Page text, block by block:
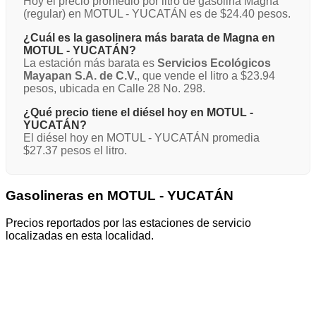
(regular) en MOTUL - YUCATÁN es de $24.40 pesos.
¿Cuál es la gasolinera más barata de Magna en
MOTUL - YUCATÁN?
La estación más barata es Servicios Ecológicos
Mayapan S.A. de C.V., que vende el litro a $23.94
pesos, ubicada en Calle 28 No. 298.
¿Qué precio tiene el diésel hoy en MOTUL -
YUCATÁN?
El diésel hoy en MOTUL - YUCATÁN promedia
$27.37 pesos el litro.
Gasolineras en MOTUL - YUCATÁN
Precios reportados por las estaciones de servicio
localizadas en esta localidad.